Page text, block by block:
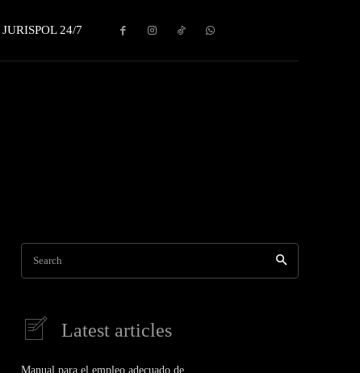
JURISPOL 24/7
Search
Latest articles
Manual para el empleo adecuado de